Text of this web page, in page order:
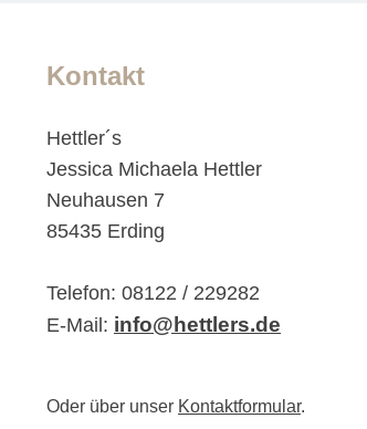
Kontakt
Hettler´s
Jessica Michaela Hettler
Neuhausen 7
85435 Erding
Telefon: 08122 / 229282
E-Mail: info@hettlers.de
Oder über unser Kontaktformular.